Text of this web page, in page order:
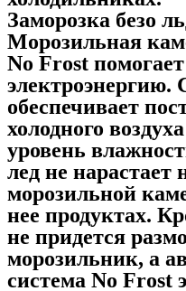
Заморозка безо
Морозильная
No Frost
электроэнергию.
обеспечивает
холодного
уровень
лед не нарастает
морозильной
нее продуктах.
не придется
морозильник, а
система No Frost